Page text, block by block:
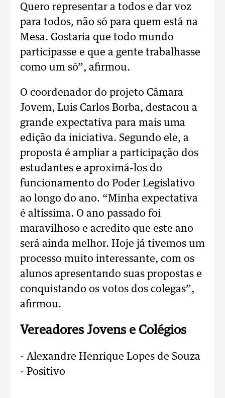
Quero representar a todos e dar voz
para todos, não só para quem está na
Mesa. Gostaria que todo mundo
participasse e que a gente trabalhasse
como um só”, afirmou.
O coordenador do projeto Câmara
Jovem, Luis Carlos Borba, destacou a
grande expectativa para mais uma
edição da iniciativa. Segundo ele, a
proposta é ampliar a participação dos
estudantes e aproximá-los do
funcionamento do Poder Legislativo
ao longo do ano. “Minha expectativa
é altíssima. O ano passado foi
maravilhoso e acredito que este ano
será ainda melhor. Hoje já tivemos um
processo muito interessante, com os
alunos apresentando suas propostas e
conquistando os votos dos colegas”,
afirmou.
Vereadores Jovens e Colégios
- Alexandre Henrique Lopes de Souza
- Positivo